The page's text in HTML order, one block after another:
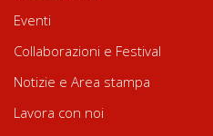
Eventi
Collaborazioni e Festival
Notizie e Area stampa
Lavora con noi